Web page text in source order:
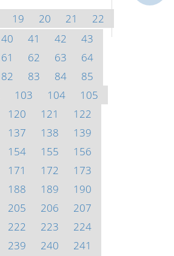
19 20 21
22
40 41 42
43
61 62 63
64
82 83 84
85
103 104
105
120 121
122
137 138
139
154 155
156
171 172
173
188 189
190
205 206
207
222 223
224
239 240 241